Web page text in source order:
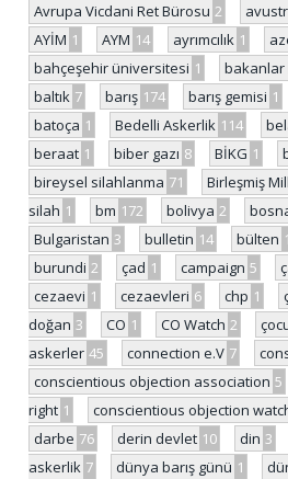
Avrupa Vicdani Ret Bürosu 2
AYİM 1 AYM 14 ayrımcılık 1
bahçeşehir üniversitesi 1 bakanlar
baltık 7 barış 174 barış gemisi 1
batoça 1 Bedelli Askerlik 114
beraat 1 biber gazı 8 BİKG 1
bireysel silahlanma 71 Birleşmiş
silah 1 bm 172 bolivya 2
Bulgaristan 3 bulletin 14 bülten
burundi 2 çad 1 campaign 5
cezaevi 1 cezaevleri 6 chp 1
doğan 3 CO 1 CO Watch 2
askerler 45 connection e.V 7
conscientious objection association 5
right 1 conscientious objection
darbe 76 derin devlet 10 din 3
askerlik 7 dünya barış günü 1